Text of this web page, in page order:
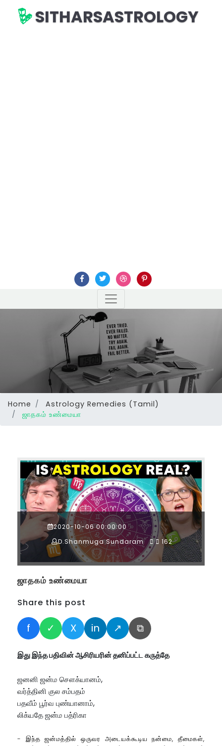
SITHARSASTROLOGY
Home
Astrology Remedies (Tamil)
ஜாதகம் உண்மையா
2020-10-06 00:00:00
D.Shanmuga Sundaram
162
ஜாதகம் உண்மையா
Share this post
f ✓ X in ↗ ⧉
இது இந்த பதிவின் ஆசிரியரின் தனிப்பட்ட கருத்தே
ஜனனி ஜன்ம சௌக்யானம்,
வர்த்தினி குல சம்பதம்
பதவீம் பூர்வ புண்யானாம்,
லிக்யதே ஜன்ம பத்ரிகா
- இந்த ஜன்மத்தில் ஒருவர அடையக்கூடிய நன்மை, தீமைகள்,